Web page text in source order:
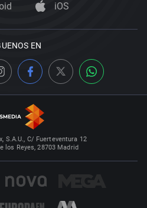
iOS
EN
S.A.U., C/ Fuerteventura 12
los Reyes, 28703 Madrid